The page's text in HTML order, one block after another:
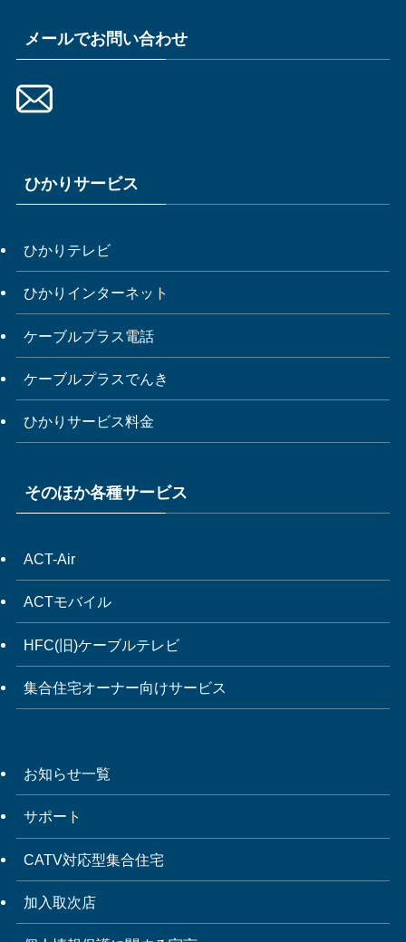
メールでお問い合わせ
ひかりサービス
ひかりテレビ
ひかりインターネット
ケーブルプラス電話
ケーブルプラスでんき
ひかりサービス料金
そのほか各種サービス
ACT-Air
ACTモバイル
HFC(旧)ケーブルテレビ
集合住宅オーナー向けサービス
お知らせ一覧
サポート
CATV対応型集合住宅
加入取次店